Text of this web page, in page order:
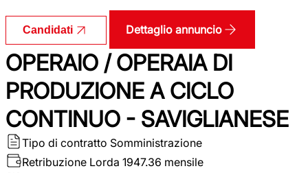
Candidati Dettaglio annuncio
OPERAIO / OPERAIA DI
PRODUZIONE A CICLO
CONTINUO - SAVIGLIANESE
Tipo di contratto Somministrazione
Retribuzione Lorda 1947.36 mensile